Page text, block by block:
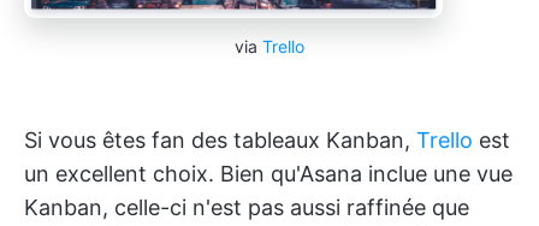
via Trello
Si vous êtes fan des tableaux Kanban, Trello est
un excellent choix. Bien qu'Asana inclue une vue
Kanban, celle-ci n'est pas aussi raffinée que